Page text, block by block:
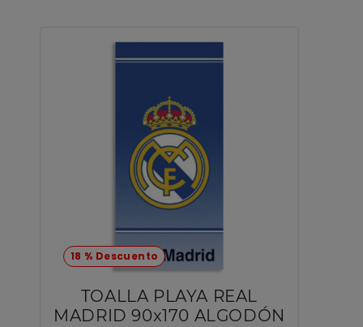
18 % Descuento
TOALLA PLAYA REAL
MADRID 90x170 ALGODÓN